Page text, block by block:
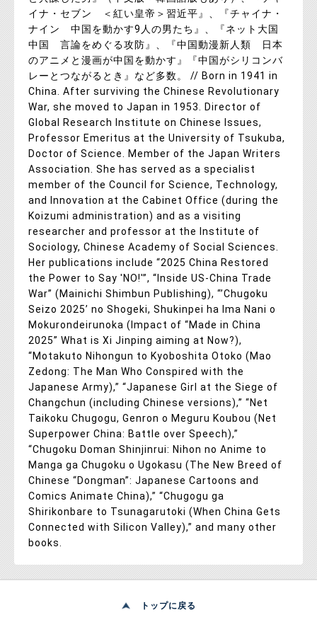
イナ・セブン ＜紅い皇帝＞習近平』、『チャイナ・
ナイン 中国を動かす9人の男たち』、『ネット大国
中国 言論をめぐる攻防』、『中国動漫新人類 日本
のアニメと漫画が中国を動かす』『中国がシリコンバ
レーとつながるとき』など多数。 // Born in 1941 in
China. After surviving the Chinese Revolutionary
War, she moved to Japan in 1953. Director of
Global Research Institute on Chinese Issues,
Professor Emeritus at the University of Tsukuba,
Doctor of Science. Member of the Japan Writers
Association. She has served as a specialist
member of the Council for Science, Technology,
and Innovation at the Cabinet Office (during the
Koizumi administration) and as a visiting
researcher and professor at the Institute of
Sociology, Chinese Academy of Social Sciences.
Her publications include “2025 China Restored
the Power to Say 'NO!'”, “Inside US-China Trade
War” (Mainichi Shimbun Publishing), “’Chugoku
Seizo 2025’ no Shogeki, Shukinpei ha Ima Nani o
Mokurondeirunoka (Impact of “Made in China
2025” What is Xi Jinping aiming at Now?),
“Motakuto Nihongun to Kyoboshita Otoko (Mao
Zedong: The Man Who Conspired with the
Japanese Army),” “Japanese Girl at the Siege of
Changchun (including Chinese versions),” “Net
Taikoku Chugogu, Genron o Meguru Koubou (Net
Superpower China: Battle over Speech),”
“Chugoku Doman Shinjinrui: Nihon no Anime to
Manga ga Chugoku o Ugokasu (The New Breed of
Chinese “Dongman”: Japanese Cartoons and
Comics Animate China),” “Chugogu ga
Shirikonbare to Tsunagarutoki (When China Gets
Connected with Silicon Valley),” and many other
books.
トップに戻る